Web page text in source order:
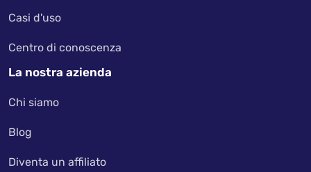
Casi d'uso
Centro di conoscenza
La nostra azienda
Chi siamo
Blog
Diventa un affiliato